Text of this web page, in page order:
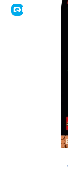
E-KAINA